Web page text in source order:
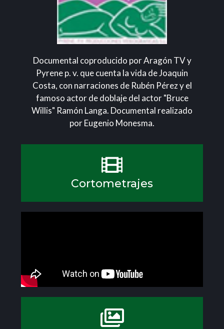
Documental coproducido por Aragón TV y
Pyrene p. v. que cuenta la vida de Joaquin
Costa, con narraciones de Rubén Pérez y el
famoso actor de doblaje del actor "Bruce
Willis" Ramón Langa. Documental realizado
por Eugenio Monesma.
Cortometrajes